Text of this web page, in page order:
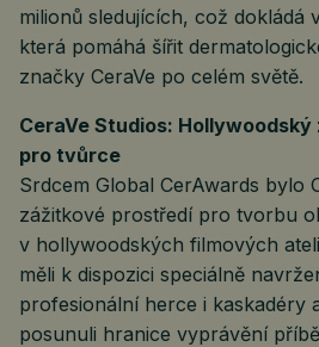
milionů sledujících, což dokládá
která pomáhá šířit
značky CeraVe po celém světě.
CeraVe Studios:
pro tvůrce
Srdcem Global CerAwards bylo
zážitkové prostředí pro tvorbu
v hollywoodských filmových
měli k dispozici speciálně
profesionální herce i kaskadéry
posunuli hranice vyprávění